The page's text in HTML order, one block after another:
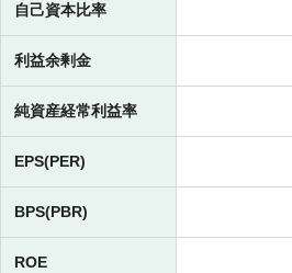
自己資本比率
利益余剰金
純資産経常利益率
EPS(PER)
BPS(PBR)
ROE